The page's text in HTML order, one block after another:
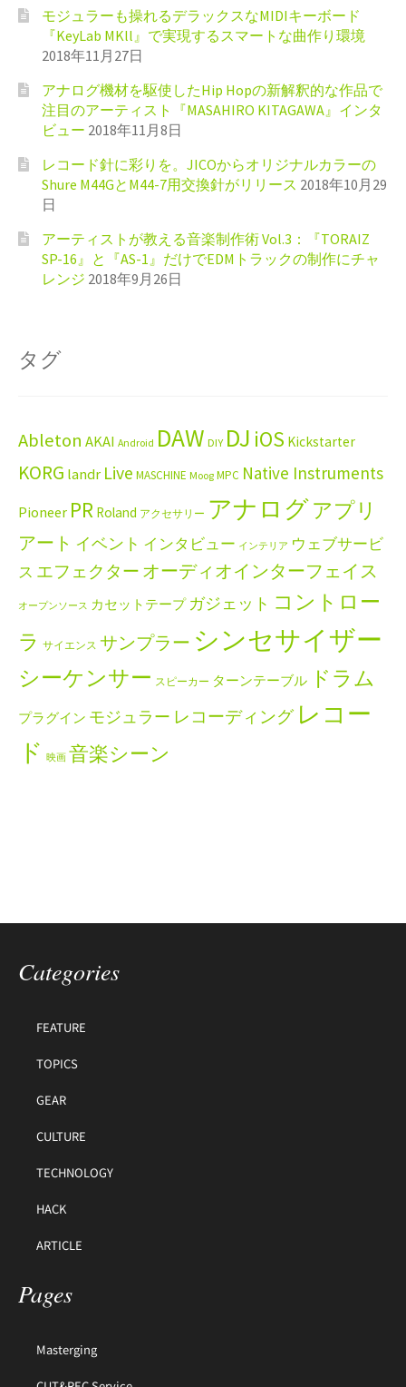
モジュラーも操れるデラックスなMIDIキーボード
『KeyLab MKll』で実現するスマートな曲作り環境
2018年11月27日
アナログ機材を駆使したHip Hopの新解釈的な作品で
注目のアーティスト『MASAHIRO KITAGAWA』インタ
ビュー 2018年11月8日
レコード針に彩りを。JICOからオリジナルカラーの
Shure M44GとM44-7用交換針がリリース 2018年10月29
日
アーティストが教える音楽制作術 Vol.3：『TORAIZ
SP-16』と『AS-1』だけでEDMトラックの制作にチャ
レンジ 2018年9月26日
タグ
Ableton AKAI Android DAW DIY DJ iOS Kickstarter
KORG landr Live MASCHINE Moog MPC Native Instruments
Pioneer PR Roland アクセサリー アナログアプリ
アート イベント インタビュー インテリア ウェブサービ
ス エフェクター オーディオインターフェイス
オープンソース カセットテープ ガジェット コントロー
ラ サイエンス サンプラー シンセサイザー
シーケンサー スピーカー ターンテーブル ドラム
プラグイン モジュラー レコーディング レコー
ド 映画 音楽シーン
Categories
FEATURE
TOPICS
GEAR
CULTURE
TECHNOLOGY
HACK
ARTICLE
Pages
Masterging